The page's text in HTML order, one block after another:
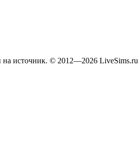
на источник. © 2012—2026 LiveSims.ru